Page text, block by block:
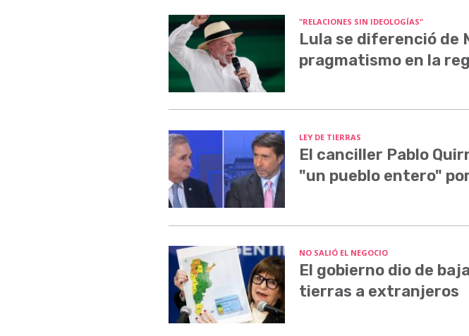
"RELACIONES SIN IDEOLOGÍAS"
Lula se diferenció de
pragmatismo en la
LEY DE TIERRAS
El canciller Pablo
"un pueblo entero"
NO SALIÓ EL NEGOCIO
El gobierno dio de
tierras a extranjeros